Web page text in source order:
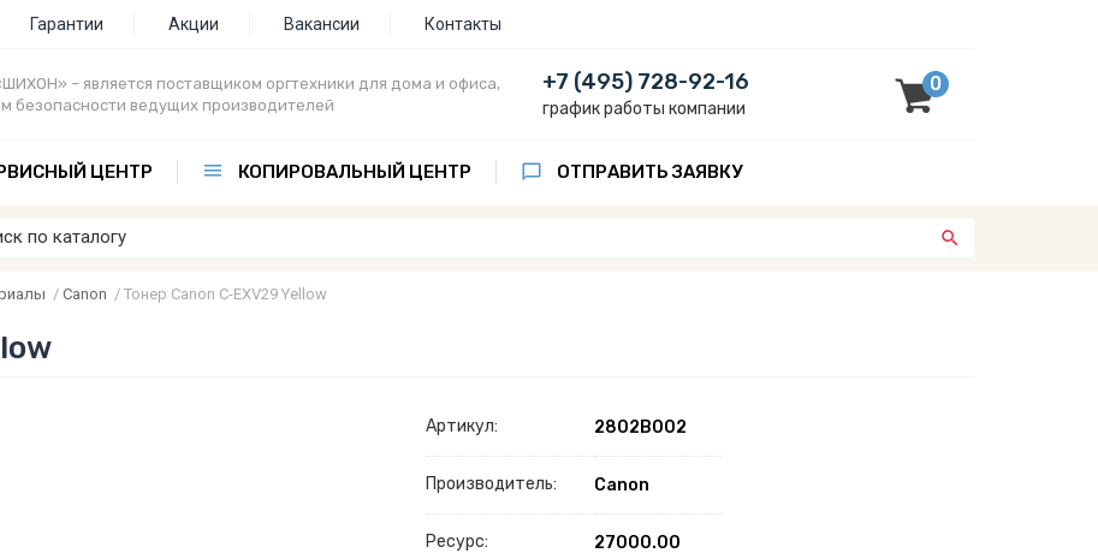
Гарантии Акции Вакансии Контакты
– является поставщиком оргтехники для дома и офиса,
безопасности ведущих производителей
+7 (495) 728-92-16
график работы компании
0
ЦЕНТР КОПИРОВАЛЬНЫЙ ЦЕНТР ОТПРАВИТЬ ЗАЯВКУ
/ Canon / Тонер Canon C-EXV29 Yellow
Артикул: 2802B002
Производитель: Canon
Ресурс: 27000.00